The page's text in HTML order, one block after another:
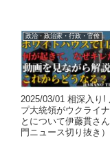
政治・政治家・行政・官僚
2025/03/01 相深入り!
プ大統領がウクライ
とについて伊藤貫さ
門ニュース切り抜き）